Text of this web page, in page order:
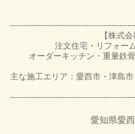
【株式
注文住宅・リフォー
オーダーキッチン・重量鉄
主な施工エリア：愛西市・津島
愛知県愛